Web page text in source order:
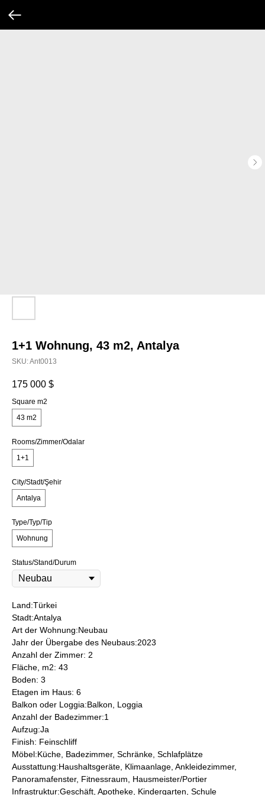
1+1 Wohnung, 43 m2, Antalya
SKU:Ant0013
175 000 $
Square m2
43 m2
Rooms/Zimmer/Odalar
1+1
City/Stadt/Şehir
Antalya
Type/Typ/Tip
Wohnung
Status/Stand/Durum
Land:Türkei
Stadt:Antalya
Art der Wohnung:Neubau
Jahr der Übergabe des Neubaus:2023
Anzahl der Zimmer: 2
Fläche, m2: 43
Boden: 3
Etagen im Haus: 6
Balkon oder Loggia:Balkon, Loggia
Anzahl der Badezimmer:1
Aufzug:Ja
Finish: Feinschliff
Möbel:Küche, Badezimmer, Schränke, Schlafplätze
Ausstattung:Haushaltsgeräte, Klimaanlage, Ankleidezimmer,
Panoramafenster, Fitnessraum, Hausmeister/Portier
Infrastruktur:Geschäft, Apotheke, Kindergarten, Schule